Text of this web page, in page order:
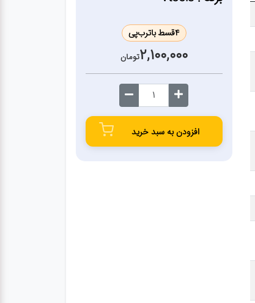
4قسط باترب‌پی
2,100,000تومان
افزودن به سبد خرید